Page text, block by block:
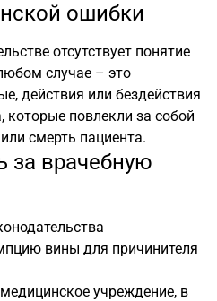
ошибки
отсутствует понятие
случае – это
действия или бездействия
которые повлекли за собой
смерть пациента.
за врачебную
вины для причинителя
учреждение, в